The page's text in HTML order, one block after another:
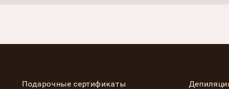
Подарочные сертификаты